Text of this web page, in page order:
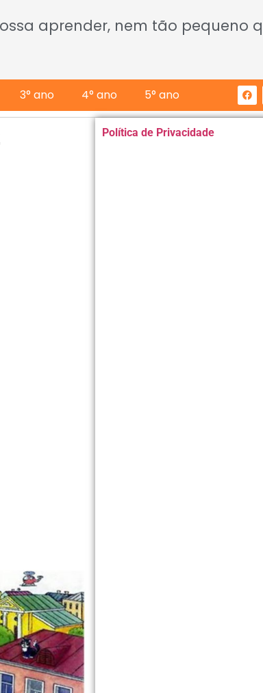
aprender, nem tão pequeno
3° ano 4° ano 5° ano
Política de Privacidade